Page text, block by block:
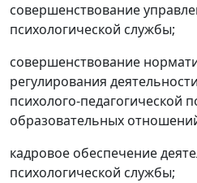
совершенствование
психологической службы;
совершенствование
регулирования
психолого-педагогической
образовательных
кадровое обеспечение
психологической службы;